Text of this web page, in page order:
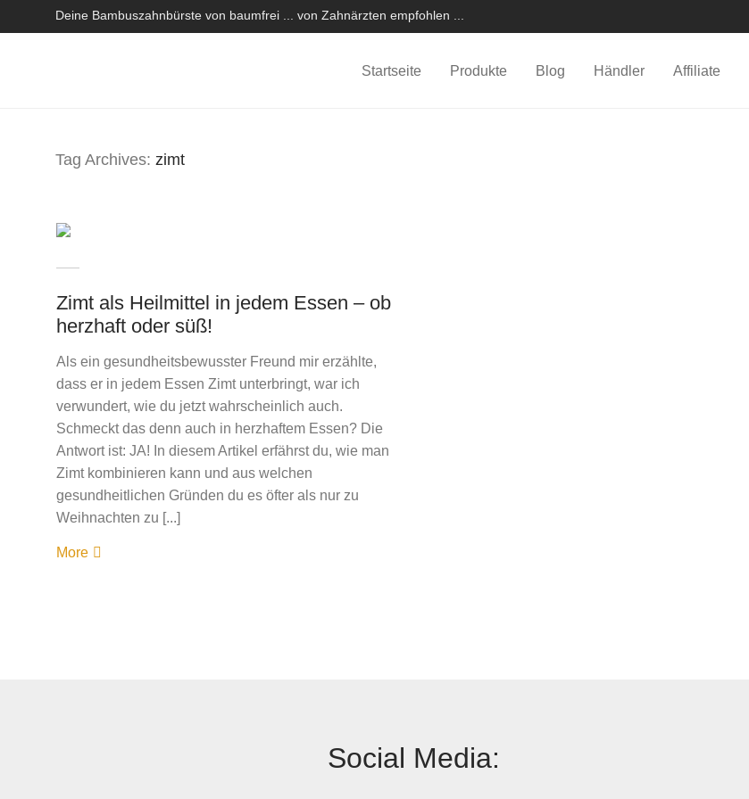
Deine Bambuszahnbürste von baumfrei ... von Zahnärzten empfohlen ...
Startseite Produkte Blog Händler Affiliate
Tag Archives: zimt
Zimt als Heilmittel in jedem Essen – ob
herzhaft oder süß!
Als ein gesundheitsbewusster Freund mir erzählte,
dass er in jedem Essen Zimt unterbringt, war ich
verwundert, wie du jetzt wahrscheinlich auch.
Schmeckt das denn auch in herzhaftem Essen? Die
Antwort ist: JA! In diesem Artikel erfährst du, wie man
Zimt kombinieren kann und aus welchen
gesundheitlichen Gründen du es öfter als nur zu
Weihnachten zu [...]
More
Social Media: